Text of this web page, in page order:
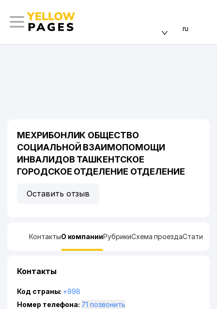
ru
МЕХРИБОНЛИК ОБЩЕСТВО
СОЦИАЛЬНОЙ ВЗАИМОПОМОЩИ
ИНВАЛИДОВ ТАШКЕНТСКОЕ
ГОРОДСКОЕ ОТДЕЛЕНИЕ ОТДЕЛЕНИЕ
Оставить отзыв
КонтактыО компанииРубрикиСхема проезда
Контакты
Код страны: +998
Номер телефона:
71 позвонить